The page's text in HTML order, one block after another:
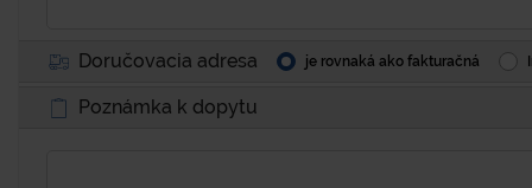
Doručovacia adresa je rovnaká ako fakturačná
Poznámka k dopytu